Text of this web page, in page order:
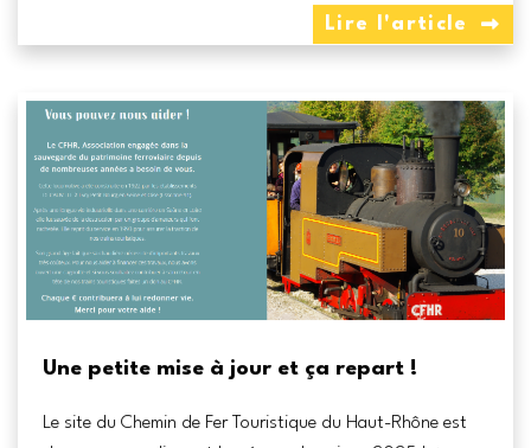
Lire l'article
Une petite mise à jour et ça repart !
Le site du Chemin de Fer Touristique du Haut-Rhône est